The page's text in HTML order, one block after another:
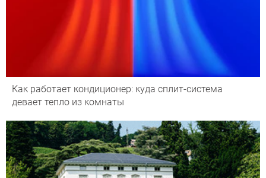
Как работает кондиционер: куда сплит-система
девает тепло из комнаты